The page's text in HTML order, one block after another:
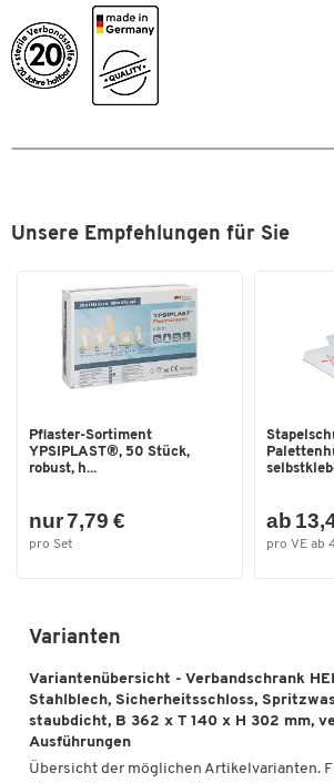
Unsere Empfehlungen für Sie
Pflaster-Sortiment
YPSIPLAST®, 50 Stück,
robust, h...
nur 7,79 €
pro Set
ab
pro VE ab
Varianten
Variantenübersicht - Verbandschrank
Stahlblech, Sicherheitsschloss,
staubdicht, B 362 x T 140 x H 302 mm,
Ausführungen
Übersicht der möglichen Artikelvarianten.